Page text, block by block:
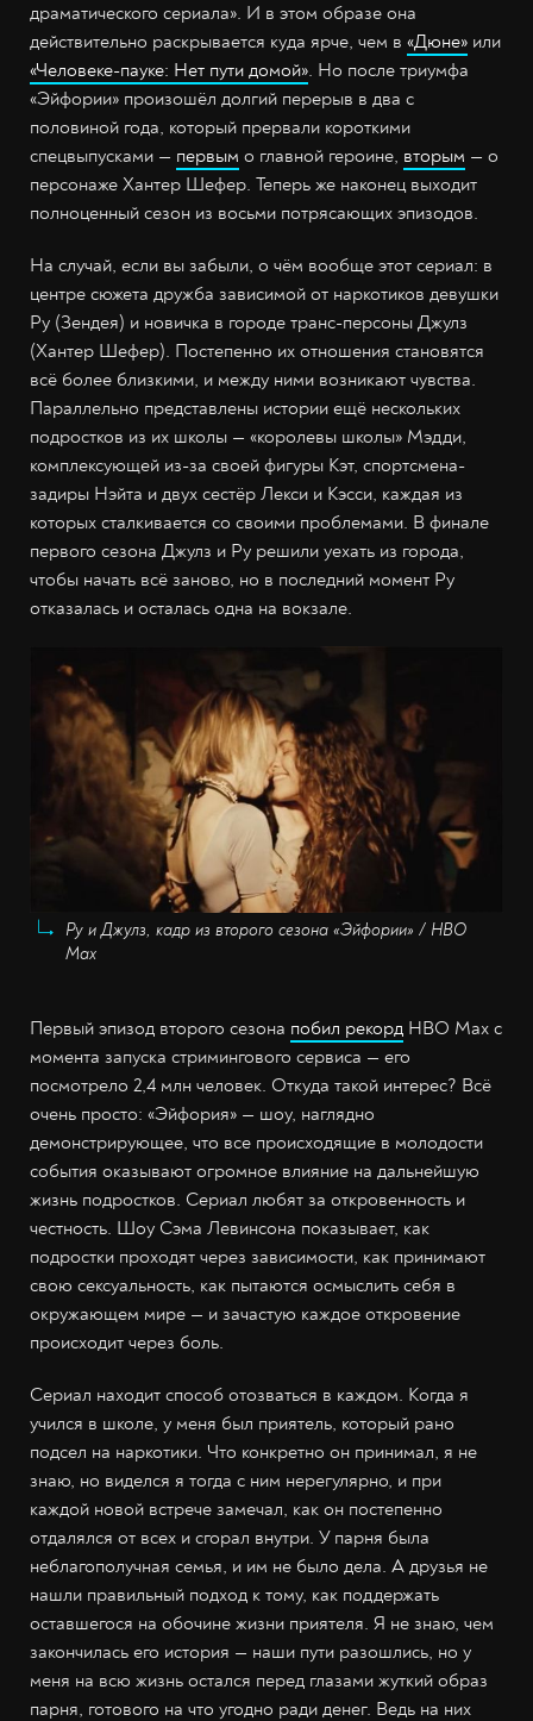
драматического сериала». И в этом образе она
действительно раскрывается куда ярче, чем в «Дюне» или
«Человеке-пауке: Нет пути домой». Но после триумфа
«Эйфории» произошёл долгий перерыв в два с
половиной года, который прервали короткими
спецвыпусками — первым о главной героине, вторым — о
персонаже Хантер Шефер. Теперь же наконец выходит
полноценный сезон из восьми потрясающих эпизодов.
На случай, если вы забыли, о чём вообще этот сериал: в
центре сюжета дружба зависимой от наркотиков девушки
Ру (Зендея) и новичка в городе транс-персоны Джулз
(Хантер Шефер). Постепенно их отношения становятся
всё более близкими, и между ними возникают чувства.
Параллельно представлены истории ещё нескольких
подростков из их школы — «королевы школы» Мэдди,
комплексующей из-за своей фигуры Кэт, спортсмена-
задиры Нэйта и двух сестёр Лекси и Кэсси, каждая из
которых сталкивается со своими проблемами. В финале
первого сезона Джулз и Ру решили уехать из города,
чтобы начать всё заново, но в последний момент Ру
отказалась и осталась одна на вокзале.
Ру и Джулз, кадр из второго сезона «Эйфории» / HBO
Max
Первый эпизод второго сезона побил рекорд HBO Max с
момента запуска стримингового сервиса — его
посмотрело 2,4 млн человек. Откуда такой интерес? Всё
очень просто: «Эйфория» — шоу, наглядно
демонстрирующее, что все происходящие в молодости
события оказывают огромное влияние на дальнейшую
жизнь подростков. Сериал любят за откровенность и
честность. Шоу Сэма Левинсона показывает, как
подростки проходят через зависимости, как принимают
свою сексуальность, как пытаются осмыслить себя в
окружающем мире — и зачастую каждое откровение
происходит через боль.
Сериал находит способ отозваться в каждом. Когда я
учился в школе, у меня был приятель, который рано
подсел на наркотики. Что конкретно он принимал, я не
знаю, но виделся я тогда с ним нерегулярно, и при
каждой новой встрече замечал, как он постепенно
отдалялся от всех и сгорал внутри. У парня была
неблагополучная семья, и им не было дела. А друзья не
нашли правильный подход к тому, как поддержать
оставшегося на обочине жизни приятеля. Я не знаю, чем
закончилась его история — наши пути разошлись, но у
меня на всю жизнь остался перед глазами жуткий образ
парня, готового на что угодно ради денег. Ведь на них